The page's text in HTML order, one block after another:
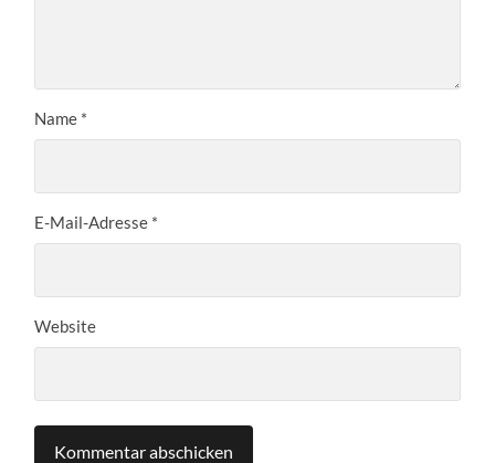
Name *
E-Mail-Adresse *
Website